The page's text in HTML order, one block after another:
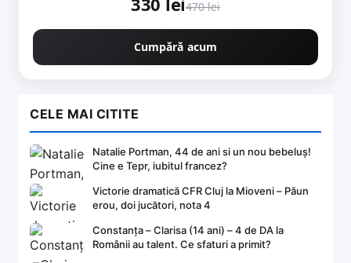
470 lei
Cumpără acum
CELE MAI CITITE
Natalie Portman, 44 de ani si un nou bebeluș!
Cine e Tepr, iubitul francez?
Victorie dramatică CFR Cluj la Mioveni – Păun
erou, doi jucători, nota 4
Constanța – Clarisa (14 ani) – 4 de DA la
Românii au talent. Ce sfaturi a primit?